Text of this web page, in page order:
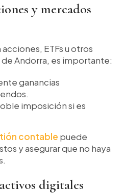
y mercados
ETFs u otros
Andorra, es importante:
ganancias
imposición si es
contable puede
y asegurar que no haya
digitales